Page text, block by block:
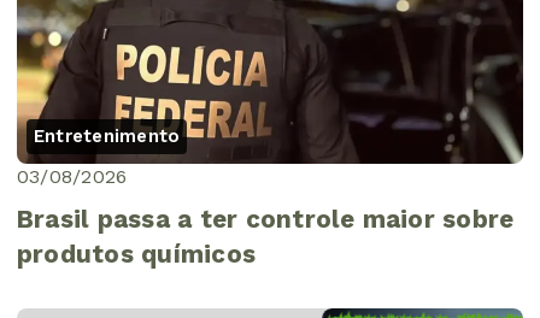
Entretenimento
03/08/2026
Brasil passa a ter controle maior sobre
produtos químicos